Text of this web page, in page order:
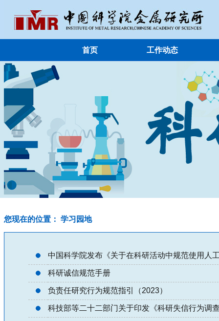
首页 工作动态
您现在的位置： 学习园地
中国科学院发布《关于在科研活动中规范使用人
科研诚信规范手册
负责任研究行为规范指引（2023）
科技部等二十二部门关于印发《科研失信行为调